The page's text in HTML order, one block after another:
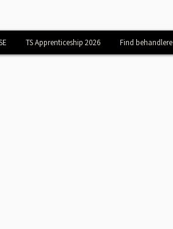
TS Apprenticeship 2026 Find behandlere